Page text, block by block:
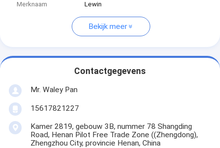
Merknaam
Lewin
Bekijk meer
Contactgegevens
Mr. Waley Pan
15617821227
Kamer 2819, gebouw 3B, nummer 78 Shangding
Road, Henan Pilot Free Trade Zone ((Zhengdong),
Zhengzhou City, provincie Henan, China